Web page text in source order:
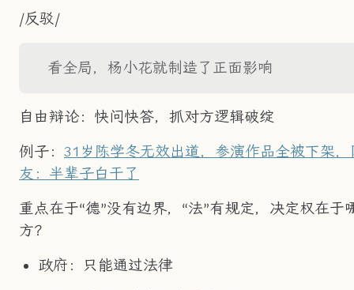
/反驳/
看全局，杨小花就制造了正面影响
自由辩论：快问快答，抓对方逻辑破绽
例子： 31岁陈学冬无效出道，参演作品全被下架，
友：半辈子白干了
重点在于“德”没有边界，“法”有规定，决定权在于
方？
政府：只能通过法律